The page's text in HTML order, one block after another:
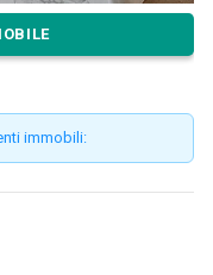
immobili: